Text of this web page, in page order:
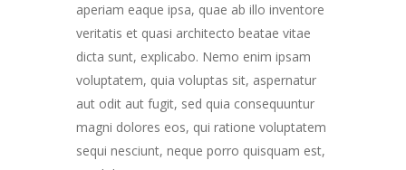
aperiam eaque ipsa, quae ab illo inventore
veritatis et quasi architecto beatae vitae
dicta sunt, explicabo. Nemo enim ipsam
voluptatem, quia voluptas sit, aspernatur
aut odit aut fugit, sed quia consequuntur
magni dolores eos, qui ratione voluptatem
sequi nesciunt, neque porro quisquam est,